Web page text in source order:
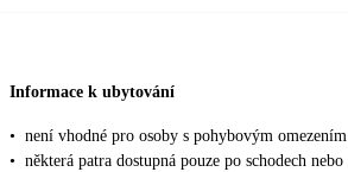
Informace k ubytování
• není vhodné pro osoby s pohybovým omezením
• některá patra dostupná pouze po schodech nebo